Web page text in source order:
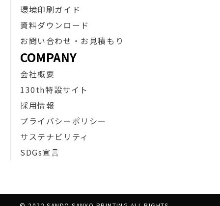
環境印刷ガイド
資料ダウンロード
お問い合わせ・お見積もり
COMPANY
会社概要
130th特設サイト
採用情報
プライバシーポリシー
サステナビリティ
SDGs宣言